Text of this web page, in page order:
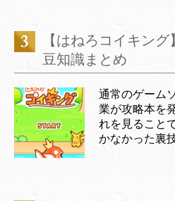
【はねろコイキン
豆知識まとめ
通常のゲーム
業が攻略本を
れを見ること
かなかった裏